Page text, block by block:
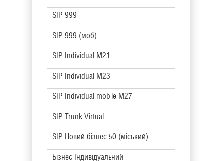
SIP 999
SIP 999 (моб)
SIP Individual M21
SIP Individual M23
SIP Individual mobile M27
SIP Trunk Virtual
SIP Новий бізнес 50 (міський)
Бізнес Індивідуальний